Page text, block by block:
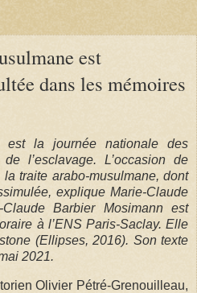
est
dans les mémoires
la journée nationale des
l’esclavage. L’occasion de
traite arabo-musulmane, dont
explique Marie-Claude
Barbier Mosimann est
à l’ENS Paris-Saclay. Elle
(Ellipses, 2016). Son texte
2021.
Olivier Pétré-Grenouilleau,